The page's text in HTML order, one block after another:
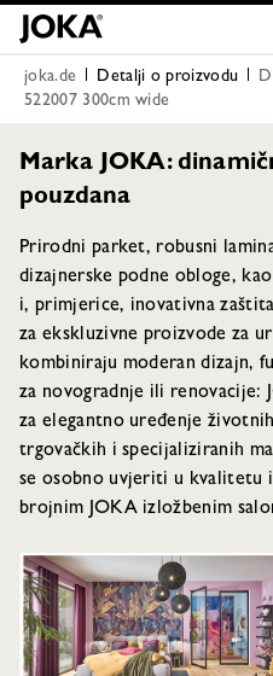
joka.de Detalji o proizvodu
522007 300cm wide
Marka JOKA:
pouzdana
Prirodni parket, robusni
dizajnerske podne obloge,
i, primjerice, inovativna
za ekskluzivne proizvode za
kombiniraju moderan dizajn,
za novogradnje ili renovacije:
za elegantno uređenje
trgovačkih i specijaliziranih
se osobno uvjeriti u kvalitetu
brojnim JOKA izložbenim